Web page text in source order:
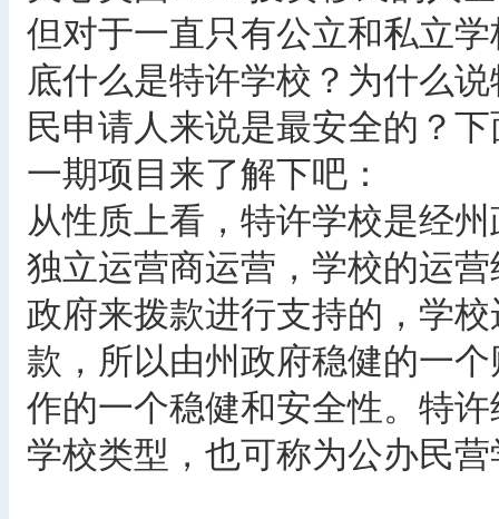
但对于一直只有公立和私立
底什么是特许学校？为什么
民申请人来说是最安全的？
一期项目来了解下吧：
从性质上看，特许学校是经
独立运营商运营，学校的运
政府来拨款进行支持的，学
款，所以由州政府稳健的一
作的一个稳健和安全性。特
学校类型，也可称为公办民